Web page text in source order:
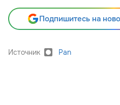
Подпишитесь на
Источник Pan